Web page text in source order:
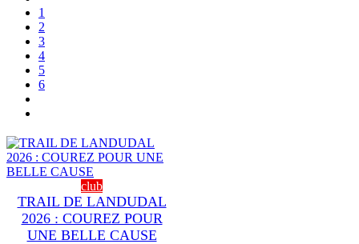
1
2
3
4
5
6
club
TRAIL DE LANDUDAL
2026 : COUREZ POUR
UNE BELLE CAUSE